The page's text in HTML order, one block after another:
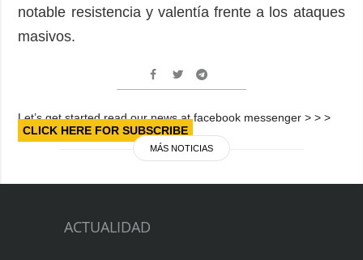
notable resistencia y valentía frente a los ataques
masivos.
Let’s get started read our news at facebook messenger > > >
CLICK HERE FOR SUBSCRIBE
MÁS NOTICIAS
ACTUALIDAD